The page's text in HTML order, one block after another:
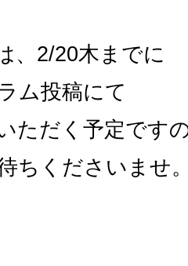
、2/20木までに
ム投稿にて
ただく予定です
ちくださいませ